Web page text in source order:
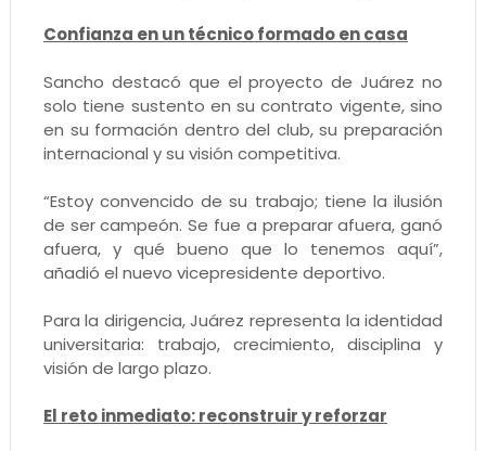
Confianza en un técnico formado en casa
Sancho destacó que el proyecto de Juárez no
solo tiene sustento en su contrato vigente, sino
en su formación dentro del club, su preparación
internacional y su visión competitiva.
“Estoy convencido de su trabajo; tiene la ilusión
de ser campeón. Se fue a preparar afuera, ganó
afuera, y qué bueno que lo tenemos aquí”,
añadió el nuevo vicepresidente deportivo.
Para la dirigencia, Juárez representa la identidad
universitaria: trabajo, crecimiento, disciplina y
visión de largo plazo.
El reto inmediato: reconstruir y reforzar